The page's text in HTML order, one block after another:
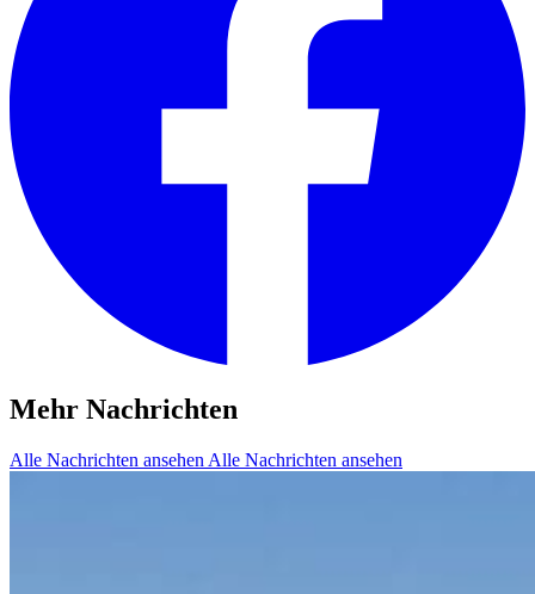
Mehr Nachrichten
Alle Nachrichten ansehen Alle Nachrichten ansehen